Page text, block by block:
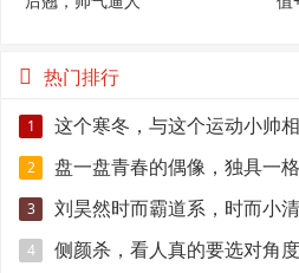
热门排行
1 这个寒冬，与这个运动小帅
2 盘一盘青春的偶像，独具一
3 刘昊然时而霸道系，时而小
4 侧颜杀，看人真的要选对角度